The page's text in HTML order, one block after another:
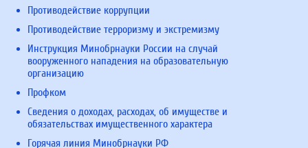
Противодействие коррупции
Противодействие терроризму и экстремизму
Инструкция Минобрнауки России на случай
вооруженного нападения на образовательную
организацию
Профком
Сведения о доходах, расходах, об имуществе и
обязательствах имущественного характера
Горячая линия Минобрнауки РФ